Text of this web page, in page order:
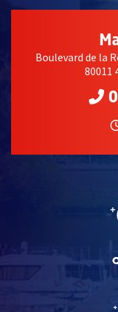
Boulevard de la
80011